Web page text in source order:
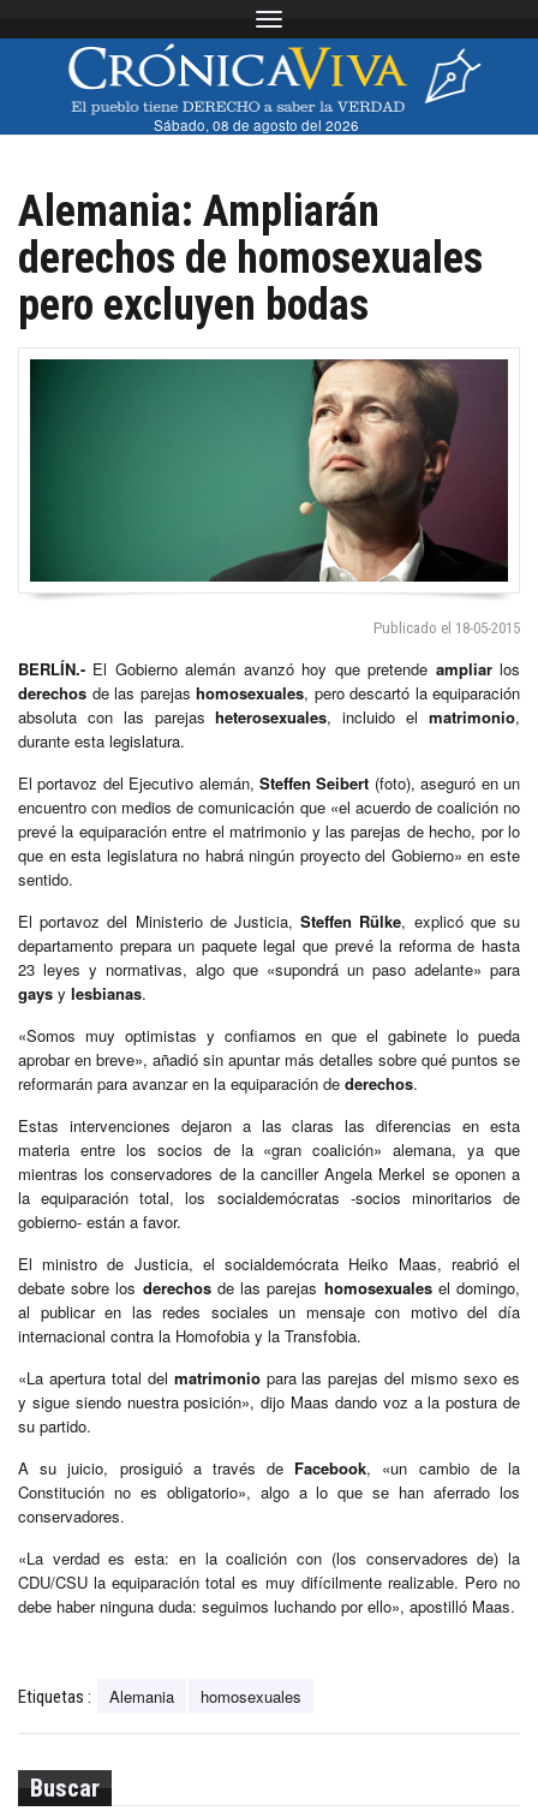
Toggle navigation
Sábado, 08 de agosto del 2026
Alemania: Ampliarán
derechos de homosexuales
pero excluyen bodas
Publicado el 18-05-2015
BERLÍN.- El Gobierno alemán avanzó hoy que pretende ampliarlos
derechos de las parejas homosexuales, pero descartó la equiparación
absoluta con las parejasheterosexuales, incluido elmatrimonio,
durante esta legislatura.
El portavoz del Ejecutivo alemán, Steffen Seibert (foto), aseguró en un
encuentro con medios de comunicación que «el acuerdo de coalición no
prevé la equiparación entre el matrimonio y las parejas de hecho, por lo
que en esta legislatura no habrá ningún proyecto del Gobierno» en este
sentido.
El portavoz del Ministerio de Justicia,Steffen Rülke, explicó que su
departamento prepara un paquete legal que prevé la reforma de hasta
23 leyes y normativas, algo que «supondrá un paso adelante» para
gays y lesbianas.
«Somos muy optimistas y confiamos en que el gabinete lo pueda
aprobar en breve», añadió sin apuntar más detalles sobre qué puntos se
reformarán para avanzar en la equiparación de derechos.
Estas intervenciones dejaron a las claras las diferencias en esta
materia entre los socios de la «gran coalición» alemana, ya que
mientras los conservadores de la canciller Angela Merkel se oponen a
la equiparación total, los socialdemócratas -socios minoritarios de
gobierno- están a favor.
El ministro de Justicia, el socialdemócrata Heiko Maas, reabrió el
debate sobre los derechosde las parejas homosexualesel domingo,
al publicar en las redes sociales un mensaje con motivo del día
internacional contra la Homofobia y la Transfobia.
«La apertura total del matrimoniopara las parejas del mismo sexo es
y sigue siendo nuestra posición», dijo Maas dando voz a la postura de
su partido.
A su juicio, prosiguió a través de Facebook, «un cambio de la
Constitución no es obligatorio», algo a lo que se han aferrado los
conservadores.
«La verdad es esta: en la coalición con (los conservadores de) la
CDU/CSU la equiparación total es muy difícilmente realizable. Pero no
debe haber ninguna duda: seguimos luchando por ello», apostilló Maas.
Etiquetas : Alemania homosexuales
Buscar